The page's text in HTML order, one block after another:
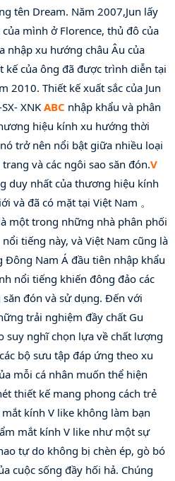
tên Dream. Năm 2007,Jun lấy
mình ở Florence, thủ đô của
nhập xu hướng châu Âu của
kế của ông đã được trình diễn tại
2010. Thiết kế xuất sắc của Jun
XNK ABC nhập khẩu và phân
hiệu kính xu hướng thời
trở nên nổi bật giữa nhiều loại
và các ngôi sao săn đón.V
duy nhất của thương hiệu kính
và đã có mặt tại Việt Nam 。
một trong những nhà phân phối
tiếng này, và Việt Nam cũng là
Nam Á đầu tiên nhập khẩu
nổi tiếng khiến đông đảo các
đón và sử dụng. Đến với
trải nghiệm đầy chất Gu
suy nghĩ chọn lựa về chất lượng
bộ sưu tập đáp ứng theo xu
mỗi cá nhân muốn thể hiện
thiết kế mang phong cách trẻ
kính V like không làm bạn
mắt kính V like như một sự
tự do không bị chèn ép, gò bó
cuộc sống đầy hối hả. Chúng